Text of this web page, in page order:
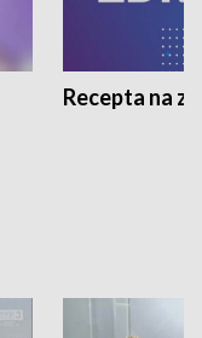
Recepta na